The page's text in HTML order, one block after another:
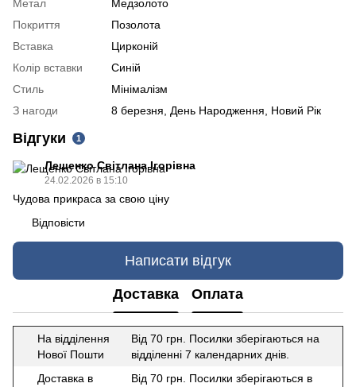
Метал
Медзолото
Покриття
Позолота
Вставка
Цирконій
Колір вставки
Синій
Стиль
Мінімалізм
З нагоди
8 березня, День Народження, Новий Рік
Відгуки 1
Лещенко Світлана Ігорівна
24.02.2026 в 15:10
Чудова прикраса за свою ціну
Відповісти
Написати відгук
Доставка Оплата
На відділення
Нової Пошти
Від 70 грн. Посилки зберігаються на
відділенні 7 календарних днів.
Доставка в
Від 70 грн. Посилки зберігаються в